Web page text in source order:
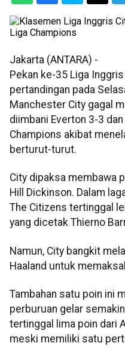
Jakarta (ANTARA) -
Pekan ke-35 Liga
pertandingan pada
Manchester City gagal
diimbani Everton 3-3
Champions akibat
berturut-turut.
City dipaksa membawa
Hill Dickinson. Dalam
The Citizens tertinggal
yang dicetak Thierno
Namun, City bangkit
Haaland untuk
Tambahan satu poin ini
perburuan gelar
tertinggal lima poin dari
meski memiliki satu